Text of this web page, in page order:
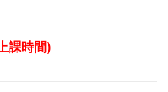
課時間)